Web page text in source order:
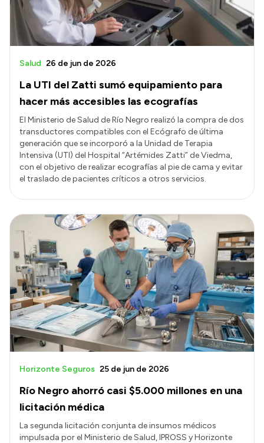
Accesos directos
SIU GUARANÍ
TECNICATURAS
CAPACITACIONES
La UTI del Zatti sumó equipamiento para
hacer más accesibles las ecografías
Salud 26 de jun de 2026
El Ministerio de Salud de Río Negro realizó la compra de dos
transductores compatibles con el Ecógrafo de última
generación que se incorporó a la Unidad de Terapia
Intensiva (UTI) del Hospital “Artémides Zatti” de Viedma,
con el objetivo de realizar ecografías al pie de cama y evitar
el traslado de pacientes críticos a otros servicios.
Río Negro ahorró casi $5.000 millones en una
licitación médica
Horizonte Seguros 25 de jun de 2026
La segunda licitación conjunta de insumos médicos
impulsada por el Ministerio de Salud, IPROSS y Horizonte